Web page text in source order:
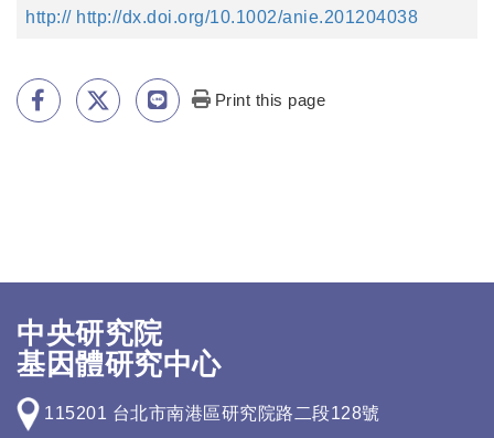
http:// http://dx.doi.org/10.1002/anie.201204038
Print this page
中央研究院
基因體研究中心
115201 台北市南港區研究院路二段128號